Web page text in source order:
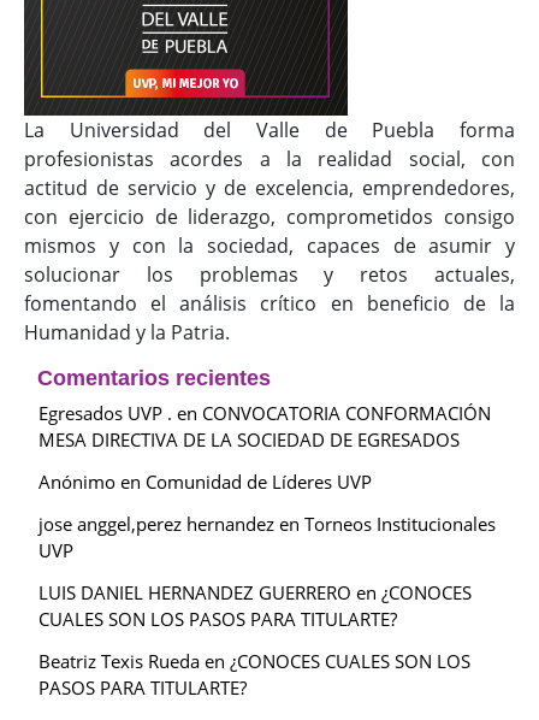
La Universidad del Valle de Puebla forma
profesionistas acordes a la realidad social, con
actitud de servicio y de excelencia, emprendedores,
con ejercicio de liderazgo, comprometidos consigo
mismos y con la sociedad, capaces de asumir y
solucionar los problemas y retos actuales,
fomentando el análisis crítico en beneficio de la
Humanidad y la Patria.
Comentarios recientes
Egresados UVP . en CONVOCATORIA CONFORMACIÓN
MESA DIRECTIVA DE LA SOCIEDAD DE EGRESADOS
Anónimo en Comunidad de Líderes UVP
jose anggel,perez hernandez en Torneos Institucionales
UVP
LUIS DANIEL HERNANDEZ GUERRERO en ¿CONOCES
CUALES SON LOS PASOS PARA TITULARTE?
Beatriz Texis Rueda en ¿CONOCES CUALES SON LOS
PASOS PARA TITULARTE?